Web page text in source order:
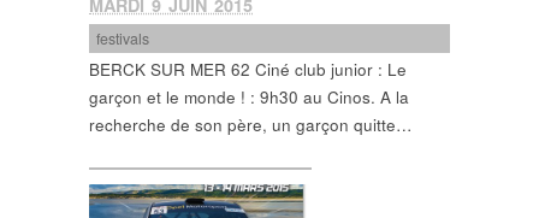
MARDI 9 JUIN 2015
festivals
BERCK SUR MER 62 Ciné club junior : Le
garçon et le monde ! : 9h30 au Cinos. A la
recherche de son père, un garçon quitte…